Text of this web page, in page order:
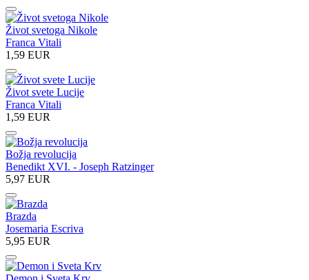
Život svetoga Nikole
Franca Vitali
1,59 EUR
Život svete Lucije
Franca Vitali
1,59 EUR
Božja revolucija
Benedikt XVI. - Joseph Ratzinger
5,97 EUR
Brazda
Josemaria Escriva
5,95 EUR